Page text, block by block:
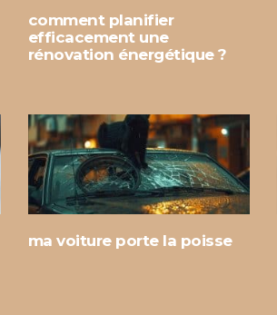
comment planifier
efficacement une
rénovation énergétique ?
ma voiture porte la poisse